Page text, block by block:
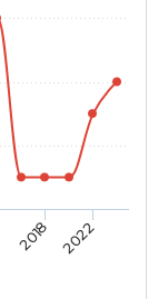
2018 2022